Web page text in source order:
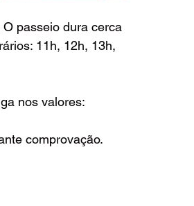
passeio dura cerca
11h, 12h, 13h,
nos valores:
comprovação.